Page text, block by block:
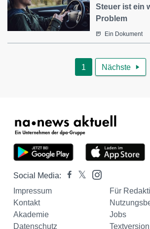
Steuer ist ein
Problem
Ein Dokument
1 Nächste 
Social Media:
Impressum
Für
Kontakt
Akademie
Jobs
Datenschutz
Textversion